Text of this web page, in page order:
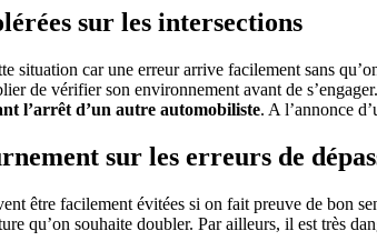
sur les intersections
situation car une erreur arrive facilement sans
de vérifier son environnement avant de
l’arrêt d’un autre automobiliste. A l’annonce
sur les erreurs de
être facilement évitées si on fait preuve de bon
qu’on souhaite doubler. Par ailleurs, il est très